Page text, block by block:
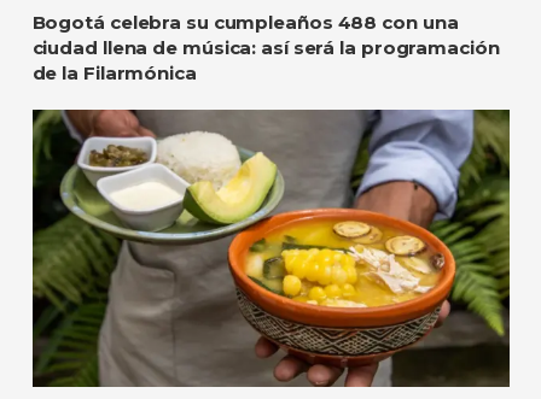
Bogotá celebra su cumpleaños 488 con una
ciudad llena de música: así será la programación
de la Filarmónica